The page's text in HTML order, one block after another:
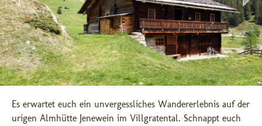
Es erwartet euch ein unvergessliches Wandererlebnis auf der
urigen Almhütte Jenewein im Villgratental. Schnappt euch